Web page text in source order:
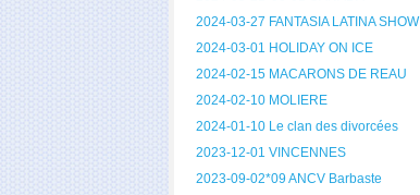
2024-03-27 FANTASIA LATINA SHOW
2024-03-01 HOLIDAY ON ICE
2024-02-15 MACARONS DE REAU
2024-02-10 MOLIERE
2024-01-10 Le clan des divorcées
2023-12-01 VINCENNES
2023-09-02*09 ANCV Barbaste